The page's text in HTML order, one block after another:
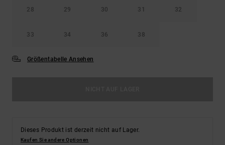
28 29 30 31 32
33 34 36 38
Größentabelle Ansehen
Dieses Produkt ist derzeit nicht auf Lager.
Kaufen Sie andere Optionen